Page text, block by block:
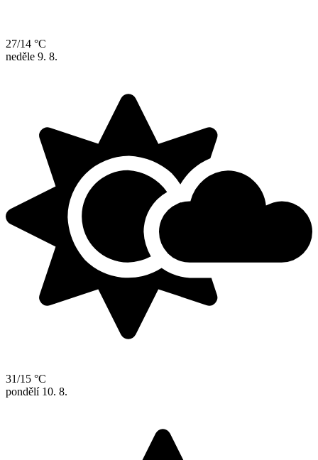
27/14 °C
neděle 9. 8.
31/15 °C
pondělí 10. 8.